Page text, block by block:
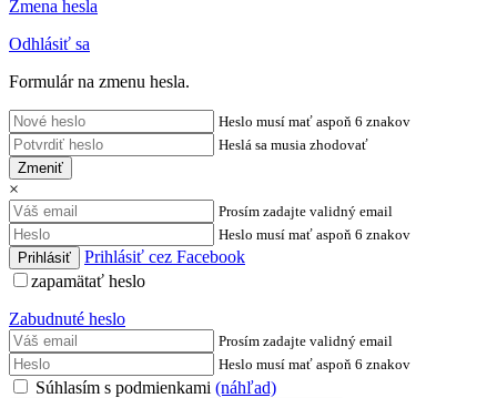
Zmena hesla
Odhlásiť sa
Formulár na zmenu hesla.
Heslo musí mať aspoň 6 znakov
Heslá sa musia zhodovať
Zmeniť
×
Prosím zadajte validný email
Heslo musí mať aspoň 6 znakov
Prihlásiť cez Facebook
zapamätať heslo
Zabudnuté heslo
Prosím zadajte validný email
Heslo musí mať aspoň 6 znakov
Súhlasím s podmienkami (náhľad)